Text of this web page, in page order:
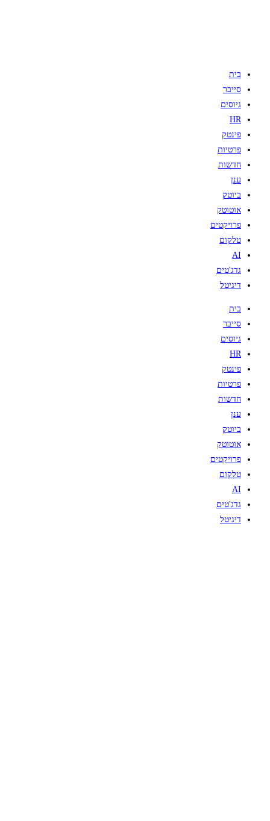
בית
סייבר
גיוסים
HR
פינטק
פרטיות
חדשות
ענן
ביוטק
אוטוטק
פרויקטים
טלקום
AI
גדג'טים
דיגיטל
בית
סייבר
גיוסים
HR
פינטק
פרטיות
חדשות
ענן
ביוטק
אוטוטק
פרויקטים
טלקום
AI
גדג'טים
דיגיטל